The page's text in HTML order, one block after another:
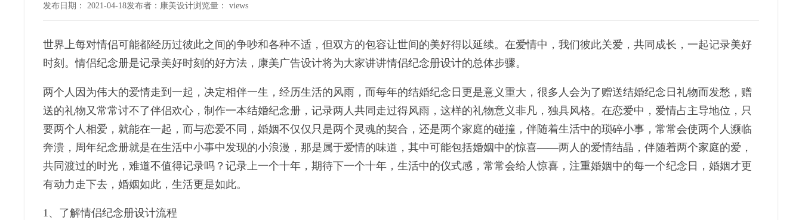
发布日期： 2021-04-18发布者：康美设计浏览量： views
世界上每对情侣可能都经历过彼此之间的争吵和各种不适，但双方的包容让世间的美好得以延续。在爱情中，我们彼此关爱，共同成长，一起记录美好
时刻。情侣纪念册是记录美好时刻的好方法，康美广告设计将为大家讲讲情侣纪念册设计的总体步骤。
两个人因为伟大的爱情走到一起，决定相伴一生，经历生活的风雨，而每年的结婚纪念日更是意义重大，很多人会为了赠送结婚纪念日礼物而发愁，赠
送的礼物又常常讨不了伴侣欢心，制作一本结婚纪念册，记录两人共同走过得风雨，这样的礼物意义非凡，独具风格。在恋爱中，爱情占主导地位，只
要两个人相爱，就能在一起，而与恋爱不同，婚姻不仅仅只是两个灵魂的契合，还是两个家庭的碰撞，伴随着生活中的琐碎小事，常常会使两个人濒临
奔溃，周年纪念册就是在生活中小事中发现的小浪漫，那是属于爱情的味道，其中可能包括婚姻中的惊喜——两人的爱情结晶，伴随着两个家庭的爱，
共同渡过的时光，难道不值得记录吗？记录上一个十年，期待下一个十年，生活中的仪式感，常常会给人惊喜，注重婚姻中的每一个纪念日，婚姻才更
有动力走下去，婚姻如此，生活更是如此。
1、了解情侣纪念册设计流程